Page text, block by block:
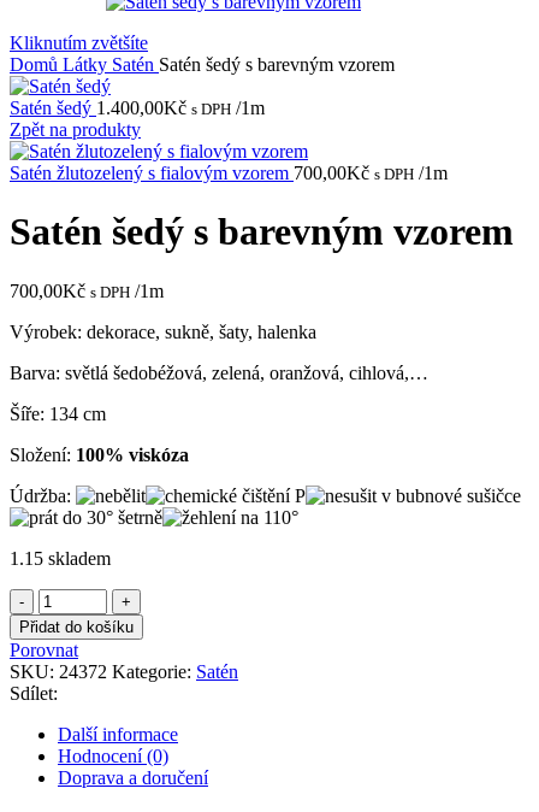
Kliknutím zvětšíte
Domů Látky Satén Satén šedý s barevným vzorem
Satén šedý 1.400,00Kč s DPH /1m
Zpět na produkty
Satén žlutozelený s fialovým vzorem 700,00Kč s DPH /1m
Satén šedý s barevným vzorem
700,00Kč s DPH /1m
Výrobek: dekorace, sukně, šaty, halenka
Barva: světlá šedobéžová, zelená, oranžová, cihlová,…
Šíře: 134 cm
Složení: 100% viskóza
Údržba:
1.15 skladem
Satén
šedý
s
barevným
vzorem
množství
Přidat do košíku
Porovnat
SKU: 24372 Kategorie: Satén
Sdílet:
Další informace
Hodnocení (0)
Doprava a doručení